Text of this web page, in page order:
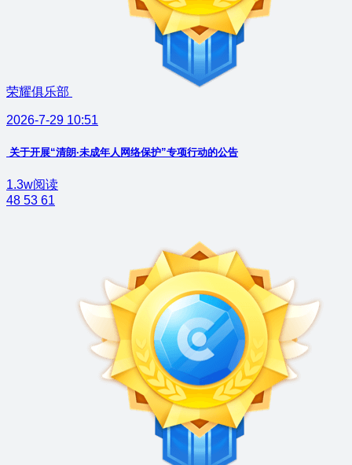
荣耀俱乐部
2026-7-29 10:51
关于开展“清朗·未成年人网络保护”专项行动的公告
1.3w阅读
48 53 61